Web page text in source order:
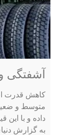
آشفتگی
کاهش قدرت
متوسط و
داده و با
به گزارش